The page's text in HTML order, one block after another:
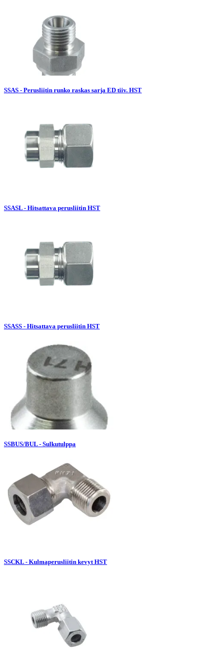
SSAS - Perusliitin runko raskas sarja ED tiiv. HST
SSASL - Hitsattava perusliitin HST
SSASS - Hitsattava perusliitin HST
SSBUS/BUL - Sulkutulppa
SSCKL - Kulmaperusliitin kevyt HST